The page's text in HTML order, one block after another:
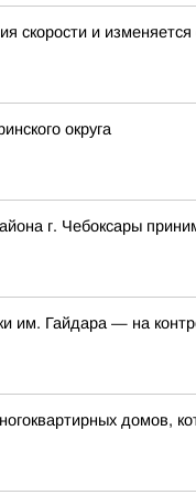
скорости и
округа
г. Чебоксары
им. Гайдара — на
домов,